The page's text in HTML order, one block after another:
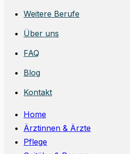
Weitere Berufe
Über uns
FAQ
Blog
Kontakt
Home
Ärztinnen & Ärzte
Pflege